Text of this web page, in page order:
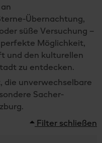
Übernachtung,
süße Versuchung –
Möglichkeit,
und den kulturellen
zu entdecken.
die unverwechselbare
Sacher-
Filter schließen